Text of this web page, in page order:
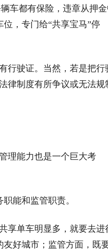
车都有保险，违章从押金
，专门给“共享宝马”停
行驶证。当然，若是把行
律制度有所争议或无法规
理能力也是一个巨大考
能和监管职责。
享单车明显多，就要去进
好城市；监管方面，既